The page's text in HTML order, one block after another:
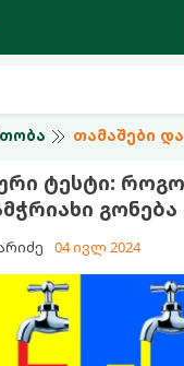
თამაშები
ტესტი:
გონება
04 ივლ 2024